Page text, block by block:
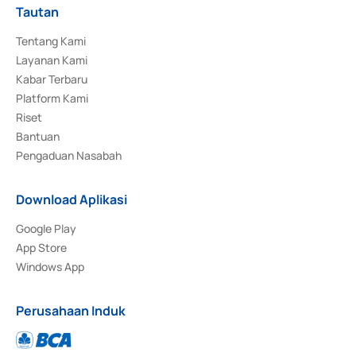
Tautan
Tentang Kami
Layanan Kami
Kabar Terbaru
Platform Kami
Riset
Bantuan
Pengaduan Nasabah
Download Aplikasi
Google Play
App Store
Windows App
Perusahaan Induk